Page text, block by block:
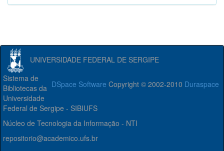
UNIVERSIDADE FEDERAL DE SERGIPE
DSpace Software Copyright © 2002-2010 Duraspace
Sistema de
Bibliotecas da
Universidade
Federal de Sergipe - SIBIUFS
Núcleo de Tecnologia da Informação - NTI
repositorio@academico.ufs.br